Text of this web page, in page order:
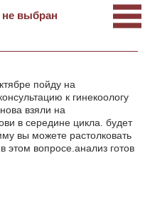
не выбран
пойду на
к гинекоологу
взяли на
в середине цикла. будет
вы можете растолковать
этом вопросе.анализ готов